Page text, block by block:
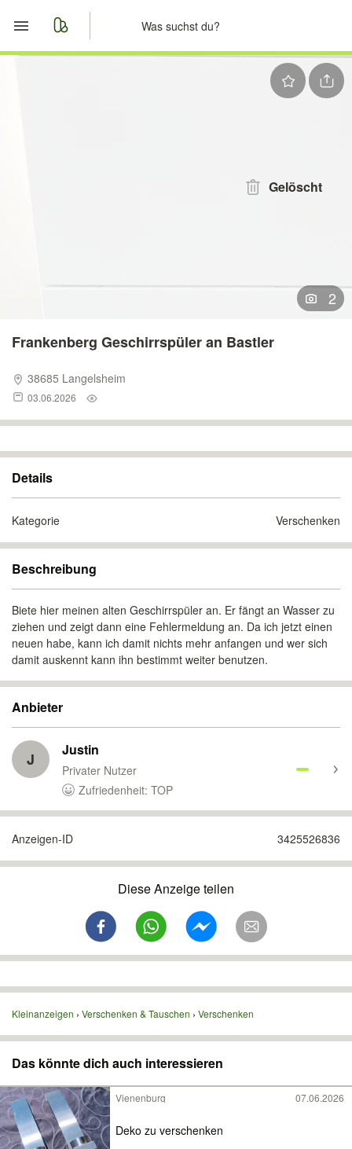
Gelöscht
2
Frankenberg Geschirrspüler an Bastler
38685 Langelsheim
03.06.2026
Details
Kategorie Verschenken
Beschreibung
Biete hier meinen alten Geschirrspüler an. Er fängt an Wasser zu
ziehen und zeigt dann eine Fehlermeldung an. Da ich jetzt einen
neuen habe, kann ich damit nichts mehr anfangen und wer sich
damit auskennt kann ihn bestimmt weiter benutzen.
Anbieter
J Justin
Privater Nutzer
Zufriedenheit: TOP
Anzeigen-ID 3425526836
Diese Anzeige teilen
Kleinanzeigen Verschenken & Tauschen Verschenken
Das könnte dich auch interessieren
Vienenburg 07.06.2026
Deko zu verschenken